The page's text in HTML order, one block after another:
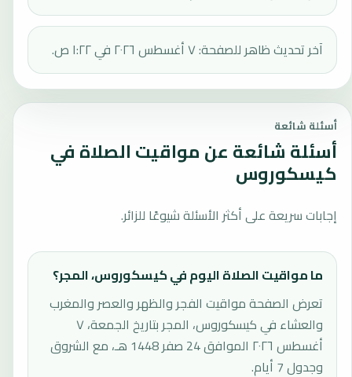
آخر تحديث ظاهر للصفحة: ٧ أغسطس ٢٠٢٦ في ١:٢٢ ص.
أسئلة شائعة
أسئلة شائعة عن مواقيت الصلاة في
كيسكوروس
إجابات سريعة على أكثر الأسئلة شيوعًا للزائر.
ما مواقيت الصلاة اليوم في كيسكوروس، المجر؟
تعرض الصفحة مواقيت الفجر والظهر والعصر والمغرب
والعشاء في كيسكوروس، المجر بتاريخ الجمعة، ٧
أغسطس ٢٠٢٦ الموافق 24 صفر 1448 هـ، مع الشروق
وجدول 7 أيام.